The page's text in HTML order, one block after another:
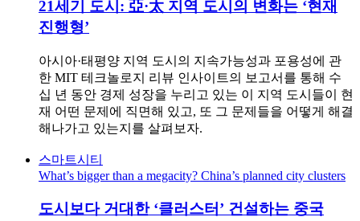
21세기 도시: 亞·太 지역 도시의 변화는 ‘현재
진행형’
아시아·태평양 지역 도시의 지속가능성과 포용성에 관
한 MIT 테크놀로지 리뷰 인사이트의 보고서를 통해 수
십 년 동안 경제 성장을 누리고 있는 이 지역 도시들이 현
재 어떤 문제에 직면해 있고, 또 그 문제들을 어떻게 해결
해나가고 있는지를 살펴보자.
스마트시티
What’s bigger than a megacity? China’s planned city clusters
도시보다 거대한 ‘클러스터’ 건설하는 중국